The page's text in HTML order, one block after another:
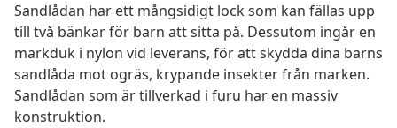
Sandlådan har ett mångsidigt lock som kan fällas upp
till två bänkar för barn att sitta på. Dessutom ingår en
markduk i nylon vid leverans, för att skydda dina barns
sandlåda mot ogräs, krypande insekter från marken.
Sandlådan som är tillverkad i furu har en massiv
konstruktion.